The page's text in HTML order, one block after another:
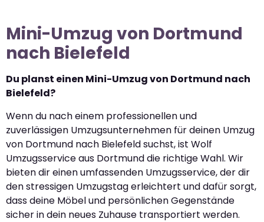
Mini-Umzug von Dortmund
nach Bielefeld
Du planst einen Mini-Umzug von Dortmund nach
Bielefeld?
Wenn du nach einem professionellen und
zuverlässigen Umzugsunternehmen für deinen Umzug
von Dortmund nach Bielefeld suchst, ist Wolf
Umzugsservice aus Dortmund die richtige Wahl. Wir
bieten dir einen umfassenden Umzugsservice, der dir
den stressigen Umzugstag erleichtert und dafür sorgt,
dass deine Möbel und persönlichen Gegenstände
sicher in dein neues Zuhause transportiert werden.